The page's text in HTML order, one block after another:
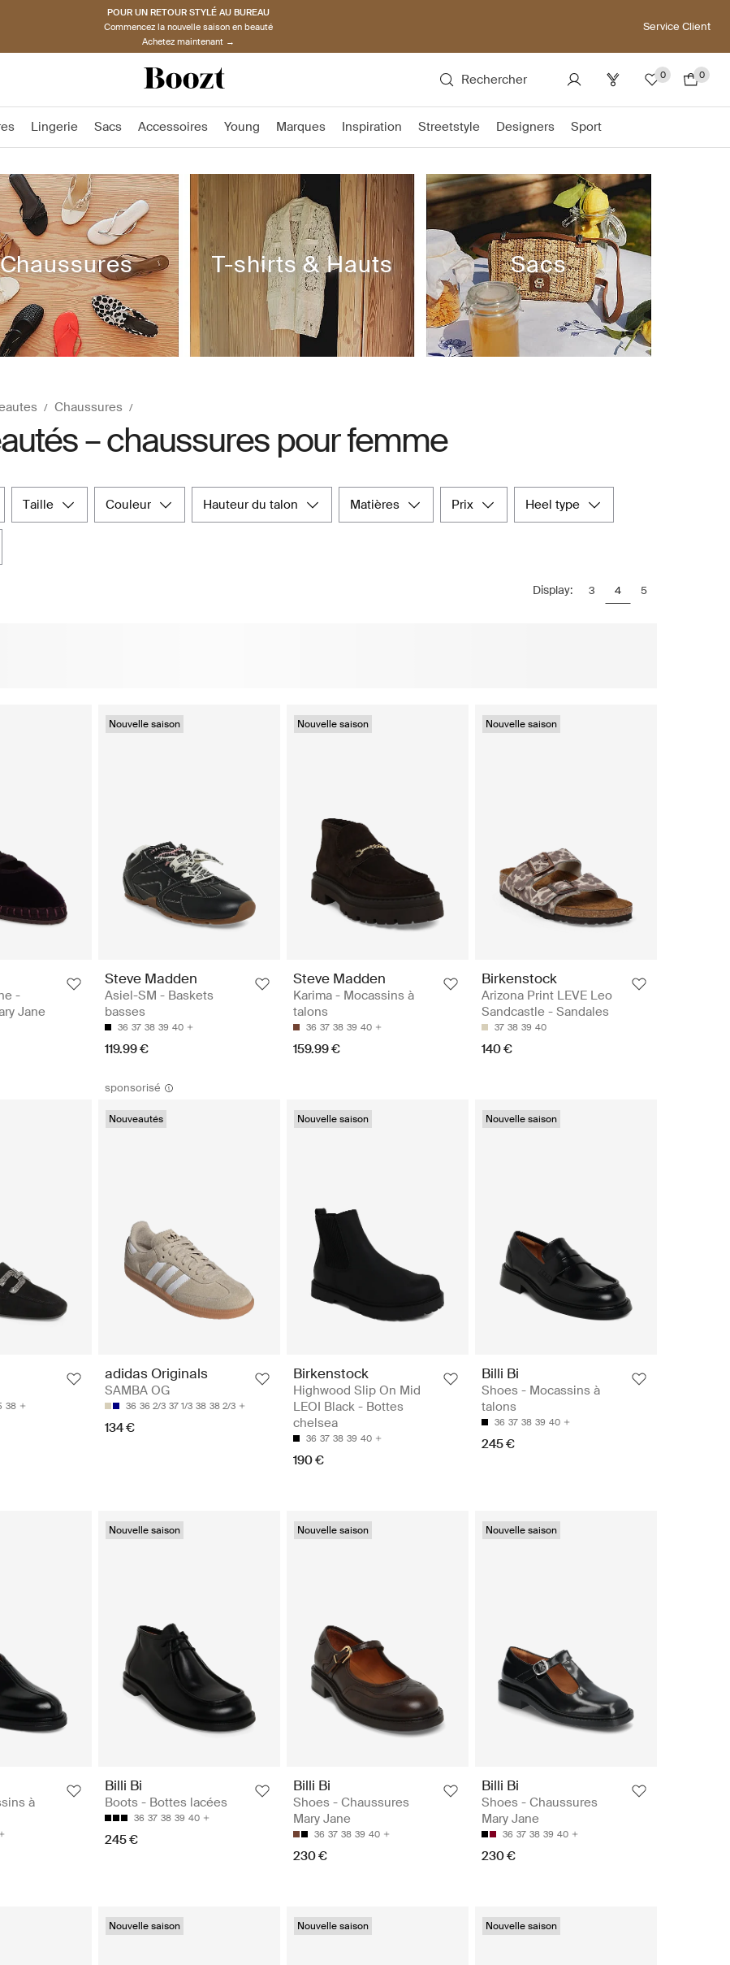
POUR UN RETOUR STYLÉ AU BUREAU
Commencez la nouvelle saison en beauté
Achetez maintenant →
Service Client
Rechercher 0 0
Lingerie Sacs Accessoires Young Marques Inspiration Streetstyle Designers Sport
Chaussures T-shirts & Hauts Sacs
Chaussures
– chaussures pour femme
taille couleur hauteur du talon matières prix heel type
Display: 3 4 5
-
Jane
Nouvelle saison
Steve Madden
Asiel-SM - Baskets
basses
36 37 38 39 40
119.99 €
Nouvelle saison
Steve Madden
Karima - Mocassins à
talons
36 37 38 39 40
159.99 €
Nouvelle saison
Birkenstock
Arizona Print LEVE Leo
Sandcastle - Sandales
37 38 39 40
140 €
38
sponsorisé
Nouveautés
adidas Originals
SAMBA OG
36 36 2/3 37 1/3 38 38 2/3
134 €
Nouvelle saison
Birkenstock
Highwood Slip On Mid
LEOI Black - Bottes
chelsea
36 37 38 39 40
190 €
Nouvelle saison
Billi Bi
Shoes - Mocassins à
talons
36 37 38 39 40
245 €
à
Nouvelle saison
Billi Bi
Boots - Bottes lacées
36 37 38 39 40
245 €
Nouvelle saison
Billi Bi
Shoes - Chaussures
Mary Jane
36 37 38 39 40
230 €
Nouvelle saison
Billi Bi
Shoes - Chaussures
Mary Jane
36 37 38 39 40
230 €
Nouvelle saison Nouvelle saison Nouvelle saison